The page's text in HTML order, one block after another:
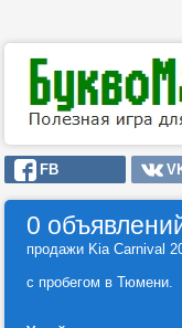
FB
0
продажи Kia Carnival
с пробегом в Тюмени.